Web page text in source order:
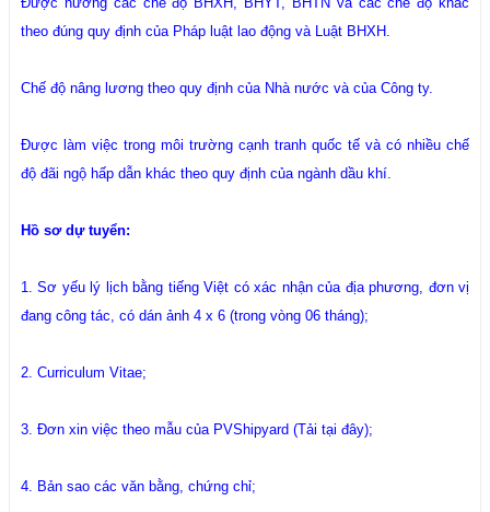
theo đúng quy định của Pháp luật lao động và Luật BHXH.
Chế độ nâng lương theo quy định của Nhà nước và của Công ty.
Được làm việc trong môi trường cạnh tranh quốc tế và có nhiều chế
độ đãi ngộ hấp dẫn khác theo quy định của ngành dầu khí.
Hồ sơ dự tuyển:
1. Sơ yếu lý lịch bằng tiếng Việt có xác nhận của địa phương, đơn vị
đang công tác, có dán ảnh 4 x 6 (trong vòng 06 tháng);
2. Curriculum Vitae;
3. Đơn xin việc theo mẫu của PVShipyard (Tải tại đây);
4. Bản sao các văn bằng, chứng chỉ;